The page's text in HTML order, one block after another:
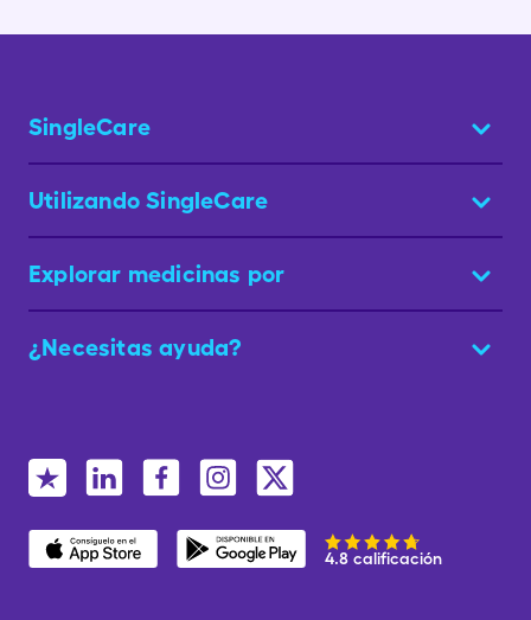
SingleCare
Utilizando SingleCare
Explorar medicinas por
¿Necesitas ayuda?
4.8 calificación